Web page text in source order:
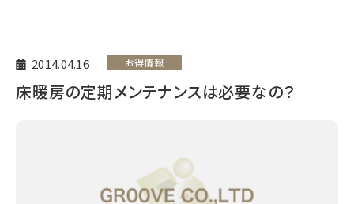
2014.04.16 お得情報
床暖房の定期メンテナンスは必要なの？